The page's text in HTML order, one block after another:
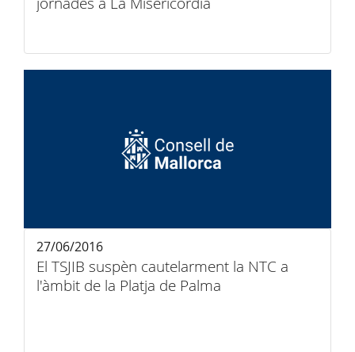
El TSJIB suspèn cautelarment la NTC a
l'àmbit de la Platja de Palma
27/06/2016